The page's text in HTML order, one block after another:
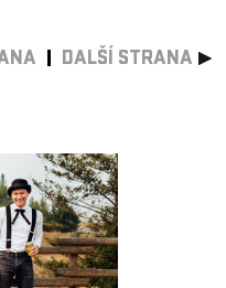
DALŠÍ STRANA